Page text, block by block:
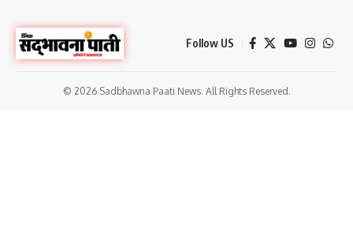
Follow US
© 2026 Sadbhawna Paati News. All Rights Reserved.